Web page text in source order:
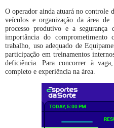
O operador ainda atuará no controle
veículos e organização da área
processo produtivo e a segurança
importância do comprometimento
trabalho, uso adequado de
participação em treinamentos
deficiência. Para concorrer à
completo e experiência na área.